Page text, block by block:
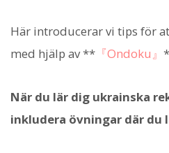
Här introducerar vi tips för
med hjälp av ** 『Ondoku』
När du lär dig ukrainska
inkludera övningar där du